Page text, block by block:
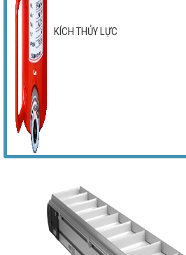
KÍCH THỦY LỰC